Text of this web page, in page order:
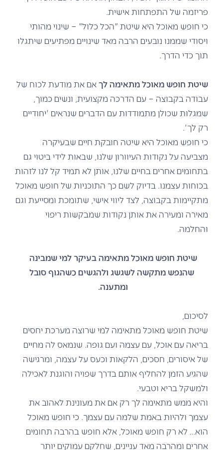
פריזמה של התפתחות אישית.
כי חופש מאוכל היא שיטת "הכל כלול" – שינוי מהותי
ויסודי שממנו נובעים הרבה מאד שינויים מפתיעים שיתגלו
תוך כדי הדרך.
שיטת חופש מאוכל מתאימה לךאם את מודעת לכוח של
עבודה בקבוצה – עם הדרכה מקצועית, ונשים כמוך,
שמגלות שכולן מתמודדות עם הדברים שנראים 'יחודיים
רק לך'.
כי חופש מאוכל היא שיטה חובקת חיים שבעיקרה
מצביעה על נקודות העיוורון שלנו, שבאות לידי ביטוי גם
בתחומים אחרים בחיים שלנו, אותן לא תמיד קל לנו לזהות
בכוחות עצמנו. בדיוק לשם כך התוכניות של חופש מאוכל
מתקיימות בקבוצה, לצד ליווי אישי, שתומכת ומסייעת וגם
מאירה ומעירה את אותן נקודות שמבקשות ריפוי
והחלמה.
שיטת חופש מאוכל מתאימה בעיקר למי שמבינה
שהנפש מתקשה לשגשג ולהגשים כשהגוף סובל
ומתענה.
לסיכום,
שיטת חופש מאוכל מתאימה למי שרוצה מערכת יחסים
בריאה עם אוכל, עם עצמה ועם גופה. שנמאס לה מחיים
של איסורים, חסכים, הלקאות וכעס על עצמה, ומרגישה
שהגיע הזמן להחליף אותם בדרך שפויה והוגנת לאכילה
ולמשקל בריא וטבעי.
והיא ממש מתאימה לך רק אם את מעונינת לאהוב את
עצמך ולהיות באמת שלמה עם עצמך. כי חופש מאוכל
הוא… לא רק חופש מאוכל, אלא חופש בהרבה תחומים
אחרים ומהרבה מאד עניינים, שחלקם עמוקים יותר